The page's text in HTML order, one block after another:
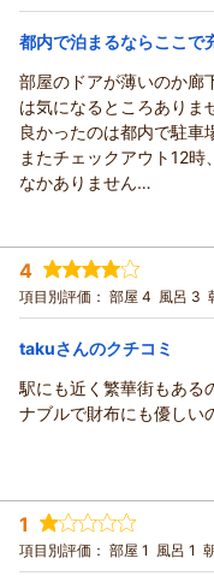
宿泊価格帯： 6,001～7,000
都内で泊まるならここで
部屋のドアが薄いのか廊
は気になるところありま
良かったのは都内で駐車
またチェックアウト12
なかありません
ホテル街なので子供連
宿泊時期： 2026年06月宿泊
投稿者： ナイトメアさん
宿泊プラン： 【じゃらんスペ
まり】
セミダブル 食事なし
宿泊価格帯： 4,001～5,000
ホテル セレッソからの返
この度はホテルセレッ
想をお寄せいただき誠
当ホテルの駐車場や12
についてご満足いただ
した。都内ではお車で
けるよう努めておりま
ことはスタッフ一同の
4
項目別評価： 部屋 4 風呂 3
takuさんのクチコミ
駅にも近く繁華街もある
ナブルで財布にも優しい
投稿者： takuさん(男性/60
宿泊プラン： 【当日限定】※
【朝食付き】
ダブル 朝
宿泊価格帯： 3,001～4,000
1
項目別評価： 部屋 1 風呂 1